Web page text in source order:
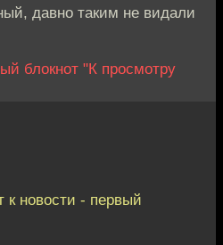
давно таким не видали
блокнот "К просмотру
новости - первый